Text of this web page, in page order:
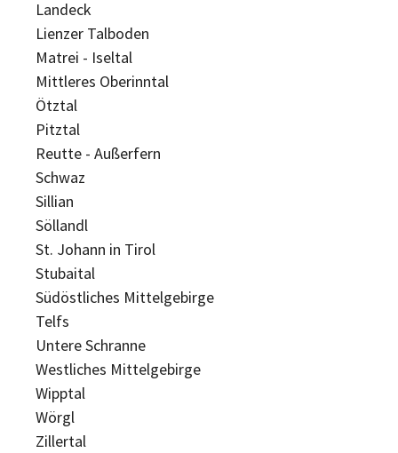
Landeck
Lienzer Talboden
Matrei - Iseltal
Mittleres Oberinntal
Ötztal
Pitztal
Reutte - Außerfern
Schwaz
Sillian
Söllandl
St. Johann in Tirol
Stubaital
Südöstliches Mittelgebirge
Telfs
Untere Schranne
Westliches Mittelgebirge
Wipptal
Wörgl
Zillertal